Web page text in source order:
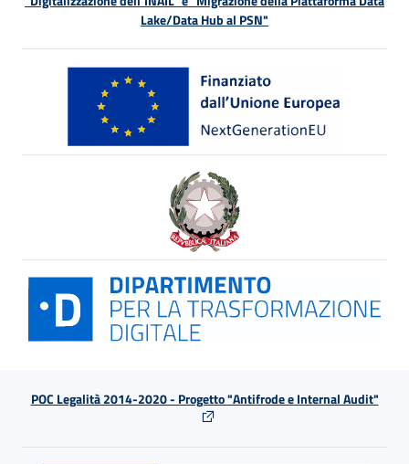
Lake/Data Hub al PSN"
POC Legalità 2014-2020 - Progetto "Antifrode e Internal Audit"